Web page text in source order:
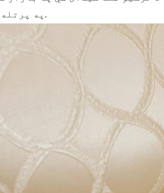
په پرتله 5 ځله دوامدار وي.